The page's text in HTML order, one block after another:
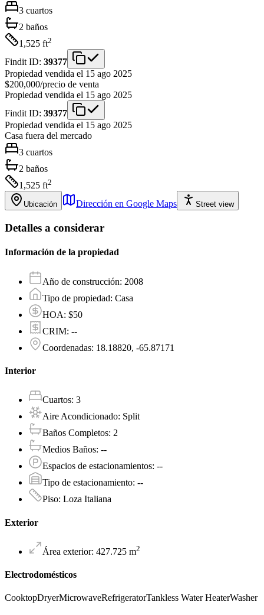
3 cuartos
2 baños
1,525 ft2
Findit ID: 39377
Propiedad vendida el 15 ago 2025
$200,000/precio de venta
Propiedad vendida el 15 ago 2025
Findit ID: 39377
Propiedad vendida el 15 ago 2025
Casa fuera del mercado
3 cuartos
2 baños
1,525 ft2
Ubicación Dirección en Google Maps Street view
Detalles a considerar
Información de la propiedad
Año de construcción: 2008
Tipo de propiedad: Casa
HOA: $50
CRIM: --
Coordenadas: 18.18820, -65.87171
Interior
Cuartos: 3
Aire Acondicionado: Split
Baños Completos: 2
Medios Baños: --
Espacios de estacionamientos: --
Tipo de estacionamiento: --
Piso: Loza Italiana
Exterior
Área exterior: 427.725 m2
Electrodomésticos
CooktopDryerMicrowaveRefrigeratorTankless Water HeaterWasher